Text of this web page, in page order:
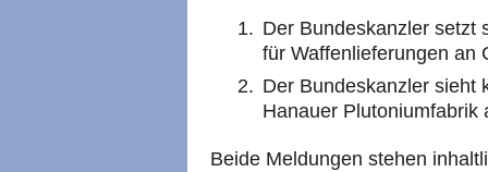
Der Bundeskanzler setzt
für Waffenlieferungen an
Der Bundeskanzler sieht
Hanauer Plutoniumfabrik
Beide Meldungen stehen